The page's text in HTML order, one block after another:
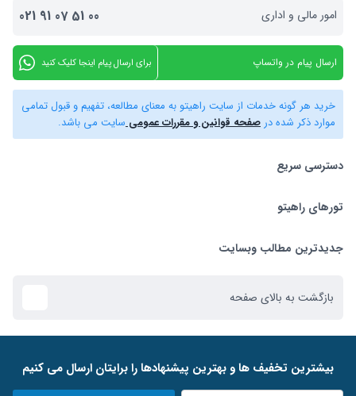
امور مالی و اداری 021 91 07 51 00
ارسال پیام در واتساپ برای ارسال پیام اینجا کلیک کنید
خرید هر گونه خدمات از سایت راهیتو به معنای مطالعه، تفهیم و قبول تمامی
موارد ذکر شده درصفحه قوانین و مقررات عمومیسایت می باشد.
دسترسی سریع
بلیط هواپیما
تورهای راهیتو
راهنمای استرداد بلیط
تورهای راهیتو
تور استانبول
تور کیش
تور ازمیر
جدیدترین مطالب وبسایت
بازگشت به بالای صفحه
ﺑﯿﺸﺘﺮﯾﻦ ﺗﺨﻔﯿﻒ ﻫﺎ و ﺑﻬﺘﺮﯾﻦ ﭘﯿﺸﻨﻬﺎدﻫﺎ را ﺑﺮاﯾﺘﺎن ارﺳﺎل ﻣﯽ ﮐﻨﯿﻢ